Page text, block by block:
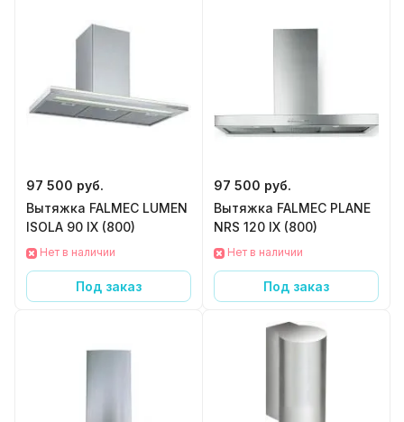
97 500 руб.
Вытяжка FALMEC LUMEN
ISOLA 90 IX (800)
Нет в наличии
Под заказ
97 500 руб.
Вытяжка FALMEC PLANE
NRS 120 IX (800)
Нет в наличии
Под заказ